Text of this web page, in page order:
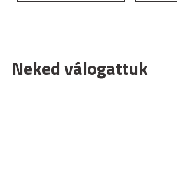
Neked válogattuk